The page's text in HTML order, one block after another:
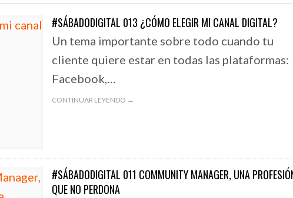
DEL TECLADO
5 PILARES FUNDAMENTALES PARA DEFINIR LA
IDENTIDAD DE TU MARCA – MODELO NADIC
26 JUNIO, 2019
#SÁBADODIGITAL
GENERAR
#SÁBADODIGITAL 013 ¿CÓMO ELEGIR MI CANAL DIGITAL?
Un tema importante sobre todo cuando tu
cliente quiere estar en todas las plataformas:
Facebook,…
CONTINUAR LEYENDO →
#SÁBADODIGITAL 011 COMMUNITY MANAGER, UNA
QUE NO PERDONA